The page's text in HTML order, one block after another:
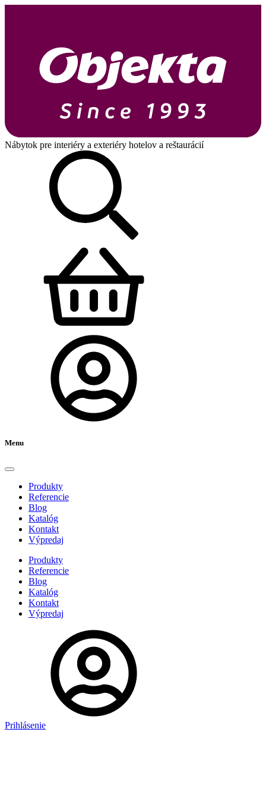
Nábytok pre interiéry a exteriéry hotelov a reštaurácií
Menu
Produkty
Referencie
Blog
Katalóg
Kontakt
Výpredaj
Produkty
Referencie
Blog
Katalóg
Kontakt
Výpredaj
Prihlásenie